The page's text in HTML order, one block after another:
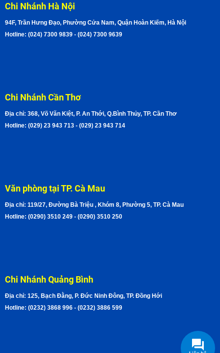
Chi Nhánh Hà Nội
94F, Trần Hưng Đạo, Phường Cửa Nam, Quận Hoàn Kiếm, Hà Nội
Hotline: (024) 7300 9839 - (024) 7300 9639
Chi Nhánh Cần Thơ
Địa chỉ: 368, Võ Văn Kiệt, P. An Thới, Q.Bình Thủy, TP. Cần Thơ
Hotline: (029) 23 943 713 - (029) 23 943 714
Văn phòng tại TP. Cà Mau
Địa chỉ: 119/27, Đường Bà Triệu , Khóm 8, Phường 5, TP. Cà Mau
Hotline: (0290) 3510 249 - (0290) 3510 250
Chi Nhánh Quảng Bình
Địa chỉ: 125, Bạch Đằng, P. Đức Ninh Đông, TP. Đồng Hới
Hotline: (0232) 3868 996 - (0232) 3886 599